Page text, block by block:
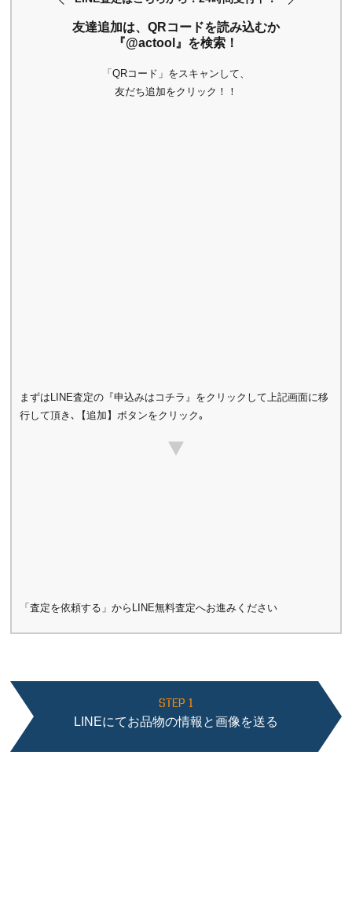
友達追加は、QRコードを読み込むか
『@actool』を検索！
「QRコード」をスキャンして、
友だち追加をクリック！！
まずはLINE査定の『申込みはコチラ』をクリックして上記画面に移
行して頂き､【追加】ボタンをクリック｡
「査定を依頼する」からLINE無料査定へお進みください
STEP 1
LINEにてお品物の情報と画像を送る